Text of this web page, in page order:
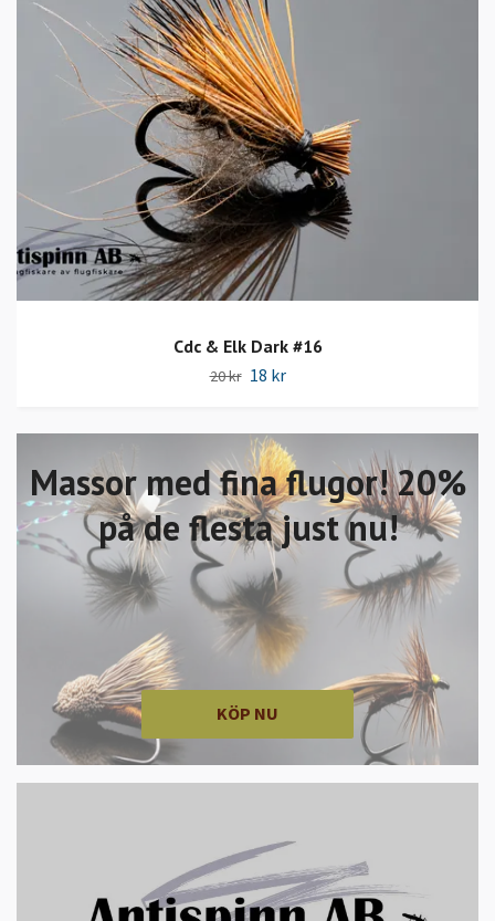
Massor med fina flugor! 20%
på de flesta just nu!
KÖP NU
Cdc & Elk Dark #16
20 kr 18 kr